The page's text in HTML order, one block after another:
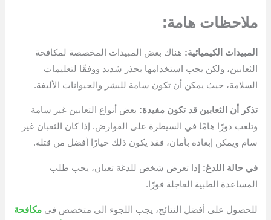
ملاحظات هامة:
المبيدات الكيميائية: هناك بعض المبيدات المخصصة لمكافحة
الثعابين، ولكن يجب استخدامها بحذر شديد ووفقًا لتعليمات
السلامة، حيث يمكن أن تكون سامة للبشر والحيوانات الأليفة.
تذكر أن الثعابين قد تكون مفيدة: بعض أنواع الثعابين غير سامة
وتلعب دورًا هامًا في السيطرة على القوارض. إذا كان الثعبان غير
سام ويمكن إبعاده بأمان، فقد يكون ذلك خيارًا أفضل من قتله.
في حالة اللدغ: إذا تعرض شخص للدغة ثعبان، يجب طلب
المساعدة الطبية العاجلة فورًا.
للحصول على أفضل النتائج، يجب اللجوء الى متخصص فىمكافحة